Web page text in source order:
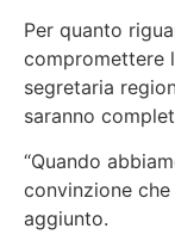
Per quanto
compromettere
segretaria
saranno
“Quando
convinzione
aggiunto.